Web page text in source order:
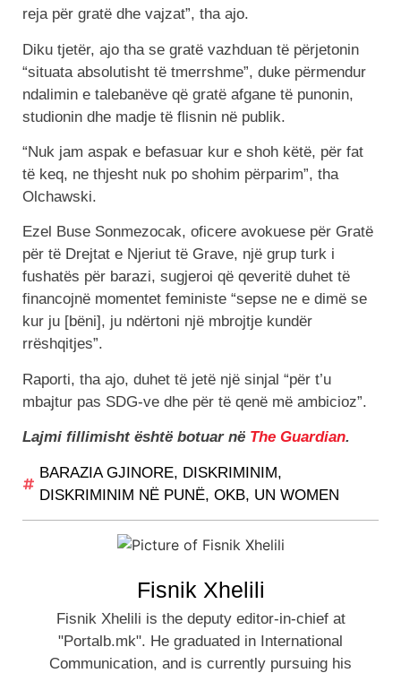
reja për gratë dhe vajzat”, tha ajo.
Diku tjetër, ajo tha se gratë vazhduan të përjetonin
“situata absolutisht të tmerrshme”, duke përmendur
ndalimin e talebanëve që gratë afgane të punonin,
studionin dhe madje të flisnin në publik.
“Nuk jam aspak e befasuar kur e shoh këtë, për fat
të keq, ne thjesht nuk po shohim përparim”, tha
Olchawski.
Ezel Buse Sonmezocak, oficere avokuese për Gratë
për të Drejtat e Njeriut të Grave, një grup turk i
fushatës për barazi, sugjeroi që qeveritë duhet të
financojnë momentet feministe “sepse ne e dimë se
kur ju [bëni], ju ndërtoni një mbrojtje kundër
rrëshqitjes”.
Raporti, tha ajo, duhet të jetë një sinjal “për t’u
mbajtur pas SDG-ve dhe për të qenë më ambicioz”.
Lajmi fillimisht është botuar në The Guardian.
BARAZIA GJINORE, DISKRIMINIM,
DISKRIMINIM NË PUNË, OKB, UN WOMEN
Fisnik Xhelili
Fisnik Xhelili is the deputy editor-in-chief at
"Portalb.mk". He graduated in International
Communication, and is currently pursuing his